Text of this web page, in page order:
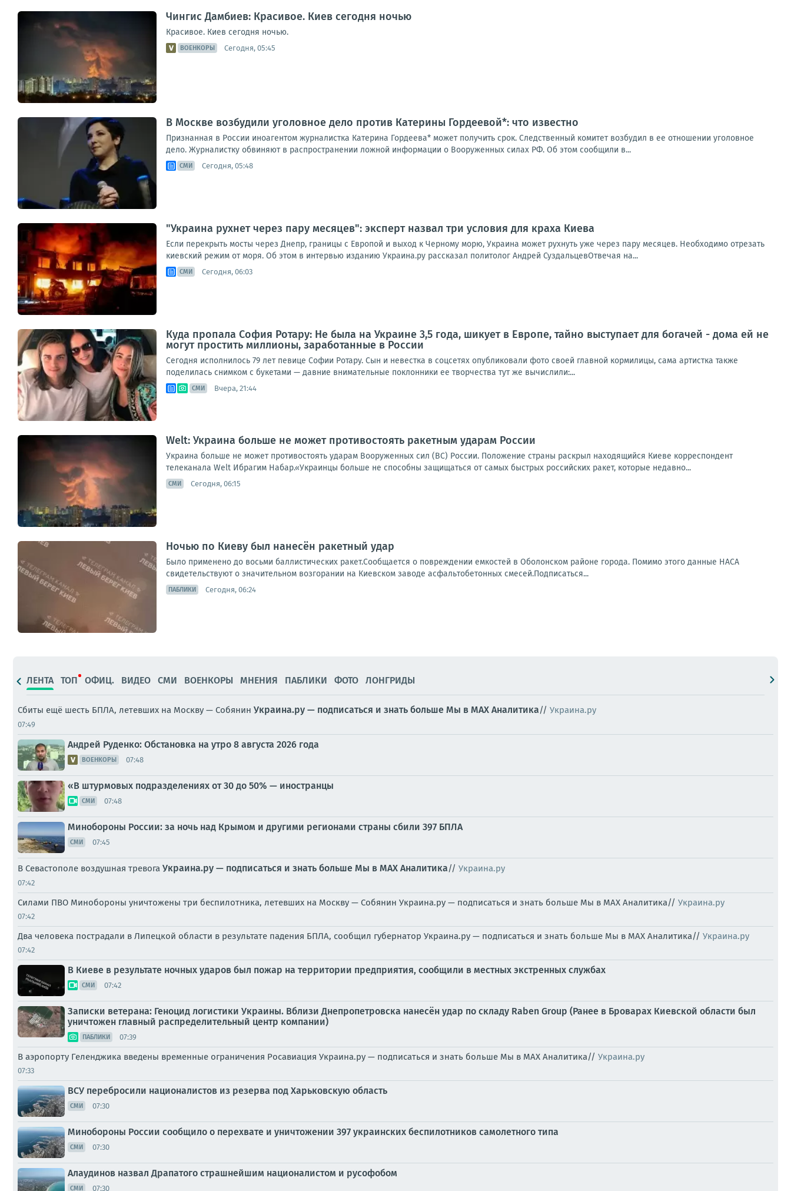
Чингис Дамбиев: Красивое. Киев сегодня ночью
Красивое. Киев сегодня ночью.
ВОЕНКОРЫ Сегодня, 05:45
В Москве возбудили уголовное дело против Катерины Гордеевой*: что известно
Признанная в России иноагентом журналистка Катерина Гордеева* может получить срок. Следственный комитет возбудил в ее отношении уголовное
дело. Журналистку обвиняют в распространении ложной информации о Вооруженных силах РФ. Об этом сообщили в...
СМИ Сегодня, 05:48
"Украина рухнет через пару месяцев": эксперт назвал три условия для краха Киева
Если перекрыть мосты через Днепр, границы с Европой и выход к Черному морю, Украина может рухнуть уже через пару месяцев. Необходимо отрезать
киевский режим от моря. Об этом в интервью изданию Украина.ру рассказал политолог Андрей СуздальцевОтвечая на...
СМИ Сегодня, 06:03
Куда пропала София Ротару: Не была на Украине 3,5 года, шикует в Европе, тайно выступает для богачей - дома ей не
могут простить миллионы, заработанные в России
Сегодня исполнилось 79 лет певице Софии Ротару. Сын и невестка в соцсетях опубликовали фото своей главной кормилицы, сама артистка также
поделилась снимком с букетами — давние внимательные поклонники ее творчества тут же вычислили:...
СМИ Вчера, 21:44
Welt: Украина больше не может противостоять ракетным ударам России
Украина больше не может противостоять ударам Вооруженных сил (ВС) России. Положение страны раскрыл находящийся Киеве корреспондент
телеканала Welt Ибрагим Набар.«Украинцы больше не способны защищаться от самых быстрых российских ракет, которые недавно...
СМИ Сегодня, 06:15
Ночью по Киеву был нанесён ракетный удар
Было применено до восьми баллистических ракет.Сообщается о повреждении емкостей в Оболонском районе города. Помимо этого данные НАСА
свидетельствуют о значительном возгорании на Киевском заводе асфальтобетонных смесей.Подписаться...
ПАБЛИКИ Сегодня, 06:24
ЛЕНТА ТОП ОФИЦ. ВИДЕО СМИ ВОЕНКОРЫ МНЕНИЯ ПАБЛИКИ ФОТО ЛОНГРИДЫ
Сбиты ещё шесть БПЛА, летевших на Москву — Собянин Украина.ру — подписаться и знать больше Мы в MAX Аналитика// Украина.ру
07:49
Андрей Руденко: Обстановка на утро 8 августа 2026 года
ВОЕНКОРЫ 07:48
«В штурмовых подразделениях от 30 до 50% — иностранцы
СМИ 07:48
Минобороны России: за ночь над Крымом и другими регионами страны сбили 397 БПЛА
СМИ 07:45
В Севастополе воздушная тревога Украина.ру — подписаться и знать больше Мы в MAX Аналитика// Украина.ру
07:42
Силами ПВО Минобороны уничтожены три беспилотника, летевших на Москву — Собянин Украина.ру — подписаться и знать больше Мы в MAX Аналитика// Украина.ру
07:42
Два человека пострадали в Липецкой области в результате падения БПЛА, сообщил губернатор Украина.ру — подписаться и знать больше Мы в MAX Аналитика// Украина.ру
07:42
В Киеве в результате ночных ударов был пожар на территории предприятия, сообщили в местных экстренных службах
СМИ 07:42
Записки ветерана: Геноцид логистики Украины. Вблизи Днепропетровска нанесён удар по складу Raben Group (Ранее в Броварах Киевской области был
уничтожен главный распределительный центр компании)
ПАБЛИКИ 07:39
В аэропорту Геленджика введены временные ограничения Росавиация Украина.ру — подписаться и знать больше Мы в MAX Аналитика// Украина.ру
07:33
ВСУ перебросили националистов из резерва под Харьковскую область
СМИ 07:30
Минобороны России сообщило о перехвате и уничтожении 397 украинских беспилотников самолетного типа
СМИ 07:30
Алаудинов назвал Драпатого страшнейшим националистом и русофобом
СМИ 07:30